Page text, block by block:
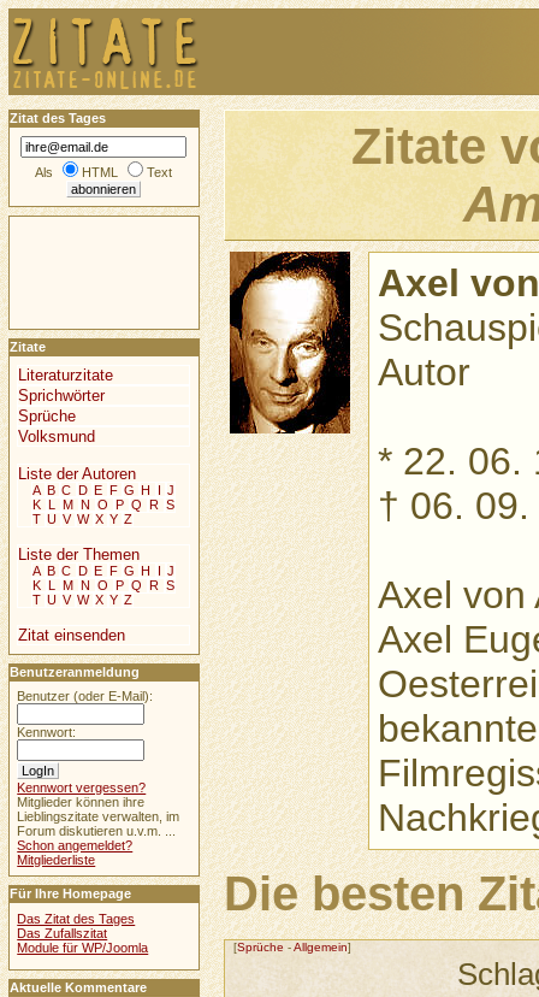
Zitate
Axel
Autor
* 22. 06.
† 06.
Axel von
Axel
Die besten
[Sprüche -Allgemein]
Zitat des Tages
Als HTML Text
Zitate
Literaturzitate
Sprichwörter
Sprüche
Volksmund
Liste der Autoren
A B C D E F G H I J
K L M N O P Q R S
T U V W X Y Z
Liste der Themen
A B C D E F G H I J
K L M N O P Q R S
T U V W X Y Z
Zitat einsenden
Benutzeranmeldung
Benutzer (oder E-Mail):
Kennwort:
Kennwort vergessen?
Mitglieder können ihre
Lieblingszitate verwalten, im
Forum diskutieren u.v.m. ...
Schon angemeldet?
Mitgliederliste
Für Ihre Homepage
Das Zitat des Tages
Das Zufallszitat
Module für WP/Joomla
Aktuelle Kommentare